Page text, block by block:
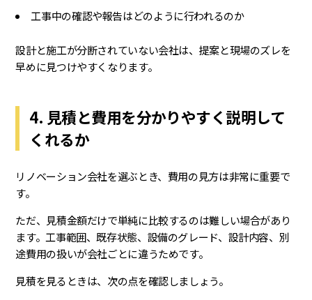
工事中の確認や報告はどのように行われるのか
設計と施工が分断されていない会社は、提案と現場のズレを
早めに見つけやすくなります。
4. 見積と費用を分かりやすく説明して
くれるか
リノベーション会社を選ぶとき、費用の見方は非常に重要で
す。
ただ、見積金額だけで単純に比較するのは難しい場合があり
ます。工事範囲、既存状態、設備のグレード、設計内容、別
途費用の扱いが会社ごとに違うためです。
見積を見るときは、次の点を確認しましょう。